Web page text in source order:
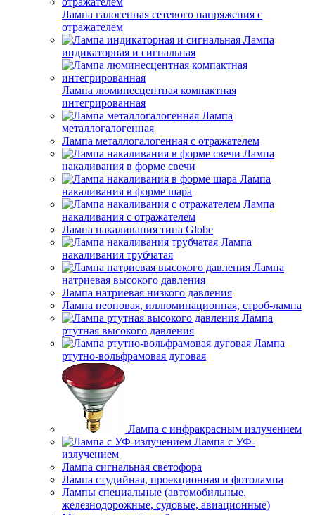
Лампа галогенная сетевого напряжения с
отражателем
Лампа
индикаторная и сигнальная
Лампа люминесцентная компактная
интегрированная
Лампа
металлогалогенная
Лампа металлогалогенная с отражателем
Лампа
накаливания в форме свечи
Лампа
накаливания в форме шара
Лампа
накаливания с отражателем
Лампа накаливания типа Globe
Лампа
накаливания трубчатая
Лампа
натриевая высокого давления
Лампа натриевая низкого давления
Лампа неоновая, иллюминационная, строб-лампа
Лампа
ртутная высокого давления
Лампа
ртутно-вольфрамовая дуговая
Лампа с инфракрасным излучением
Лампа с УФ-
излучением
Лампа сигнальная светофора
Лампа студийная, проекционная и фотолампа
Лампы специальные (автомобильные,
железнодорожные, судовые, авиационные)